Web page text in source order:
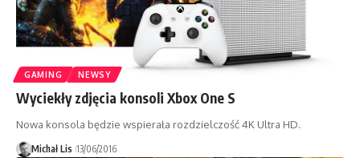
GAMING NEWSY
Wyciekły zdjęcia konsoli Xbox One S
Nowa konsola będzie wspierała rozdzielczość 4K Ultra HD.
Michał Lis 13/06/2016